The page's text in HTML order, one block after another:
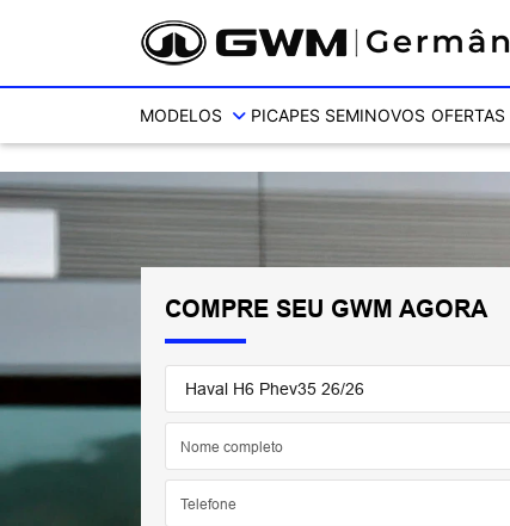
Ativar a compatibilidade com o leitor de tela
MODELOS PICAPES SEMINOVOS OFERTAS
COMPRE SEU GWM AGORA